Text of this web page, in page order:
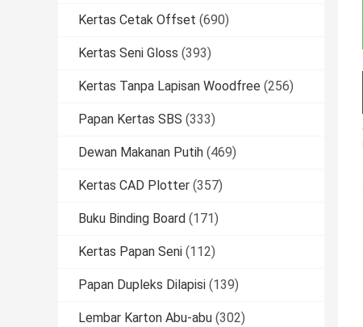
Kertas Cetak Offset (690)
Kertas Seni Gloss (393)
Kertas Tanpa Lapisan Woodfree (256)
Papan Kertas SBS (333)
Dewan Makanan Putih (469)
Kertas CAD Plotter (357)
Buku Binding Board (171)
Kertas Papan Seni (112)
Papan Dupleks Dilapisi (139)
Lembar Karton Abu-abu (302)